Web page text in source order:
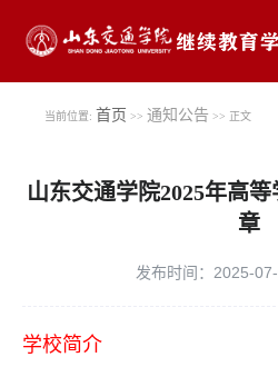
当前位置: 首页 >> 通知公告 >> 正文
山东交通学院2025年高
章
发布时间：2025-
学校简介